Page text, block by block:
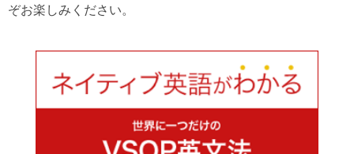
ぞお楽しみください。